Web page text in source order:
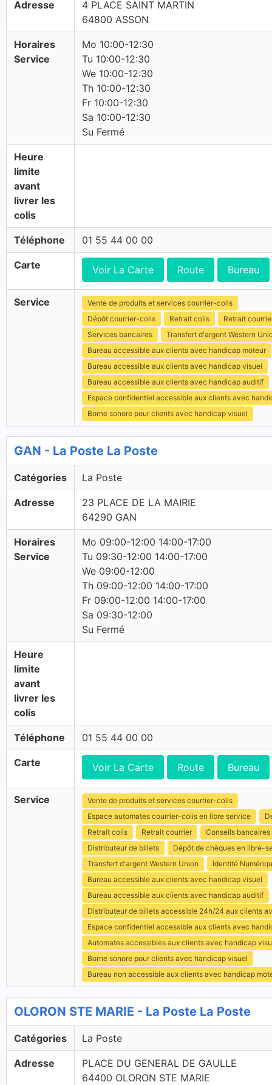
Adresse
4 PLACE SAINT MARTIN
64800 ASSON
Horaires
Service
Mo 10:00-12:30
Tu 10:00-12:30
We 10:00-12:30
Th 10:00-12:30
Fr 10:00-12:30
Sa 10:00-12:30
Su Fermé
Heure
limite
avant
livrer les
colis
Téléphone 01 55 44 00 00
Carte Voir La Carte Route Bureau
Service
Vente de produits et services courrier-colis
Dépôt courrier-colis
Retrait colis
Retrait
Services bancaires
Transfert d'argent Western
Bureau accessible aux clients avec handicap moteur
Bureau accessible aux clients avec handicap visuel
Bureau accessible aux clients avec handicap auditif
Espace confidentiel accessible aux clients avec
Borne sonore pour clients avec handicap visuel
GAN - La Poste La Poste
Catégories La Poste
Adresse
23 PLACE DE LA MAIRIE
64290 GAN
Horaires
Service
Mo 09:00-12:00 14:00-17:00
Tu 09:30-12:00 14:00-17:00
We 09:00-12:00
Th 09:00-12:00 14:00-17:00
Fr 09:00-12:00 14:00-17:00
Sa 09:30-12:00
Su Fermé
Heure
limite
avant
livrer les
colis
Téléphone 01 55 44 00 00
Carte Voir La Carte Route Bureau
Service
Vente de produits et services courrier-colis
Espace automates courrier-colis en libre service
Retrait colis
Retrait courrier
Conseils bancaires
Distributeur de billets
Dépôt de chèques en libre-
Transfert d'argent Western Union
Identité
Bureau accessible aux clients avec handicap visuel
Bureau accessible aux clients avec handicap auditif
Distributeur de billets accessible 24h/24 aux clients
Espace confidentiel accessible aux clients avec
Automates accessibles aux clients avec handicap
Borne sonore pour clients avec handicap visuel
Bureau non accessible aux clients avec handicap
OLORON STE MARIE - La Poste La Poste
Catégories La Poste
Adresse
PLACE DU GENERAL DE GAULLE
64400 OLORON STE MARIE